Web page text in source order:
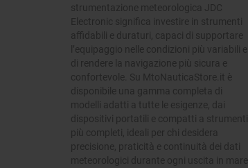
strumentazione meteorologica JDC
Electronic significa investire in strumenti
affidabili e duraturi, capaci di supportare
l’equipaggio nelle condizioni più variabili e
di rendere la navigazione più sicura e
confortevole. Su MtoNauticaStore.it è
disponibile una gamma completa di
modelli adatti a tutte le esigenze, dai
dispositivi portatili e compatti a strumenti
più completi, ideali per chi desidera
precisione, praticità e continuità dei dati
meteorologici durante ogni uscita in mare.